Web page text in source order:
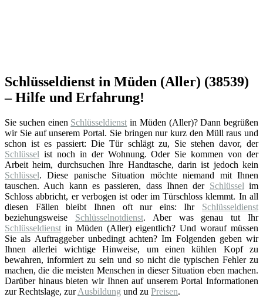
Schlüsseldienst in Müden (Aller) (38539)
– Hilfe und Erfahrung!
Sie suchen einen Schlüsseldienst in Müden (Aller)? Dann begrüßen
wir Sie auf unserem Portal. Sie bringen nur kurz den Müll raus und
schon ist es passiert: Die Tür schlägt zu, Sie stehen davor, der
Schlüssel ist noch in der Wohnung. Oder Sie kommen von der
Arbeit heim, durchsuchen Ihre Handtasche, darin ist jedoch kein
Schlüssel. Diese panische Situation möchte niemand mit Ihnen
tauschen. Auch kann es passieren, dass Ihnen der Schlüssel im
Schloss abbricht, er verbogen ist oder im Türschloss klemmt. In all
diesen Fällen bleibt Ihnen oft nur eins: Ihr Schlüsseldienst
beziehungsweise Schlüsselnotdienst. Aber was genau tut Ihr
Schlüsseldienst in Müden (Aller) eigentlich? Und worauf müssen
Sie als Auftraggeber unbedingt achten? Im Folgenden geben wir
Ihnen allerlei wichtige Hinweise, um einen kühlen Kopf zu
bewahren, informiert zu sein und so nicht die typischen Fehler zu
machen, die die meisten Menschen in dieser Situation eben machen.
Darüber hinaus bieten wir Ihnen auf unserem Portal Informationen
zur Rechtslage, zurAusbildung und zu Preisen.